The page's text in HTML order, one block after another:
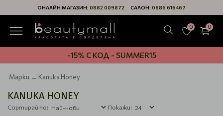
ОНЛАЙН МАГАЗИН: 0882 009872 САЛОН: 0886 616467
0 0
-15% С КОД - SUMMER15
Марки Kanuka Honey
KANUKA HONEY
Сортирай по: Покажи: